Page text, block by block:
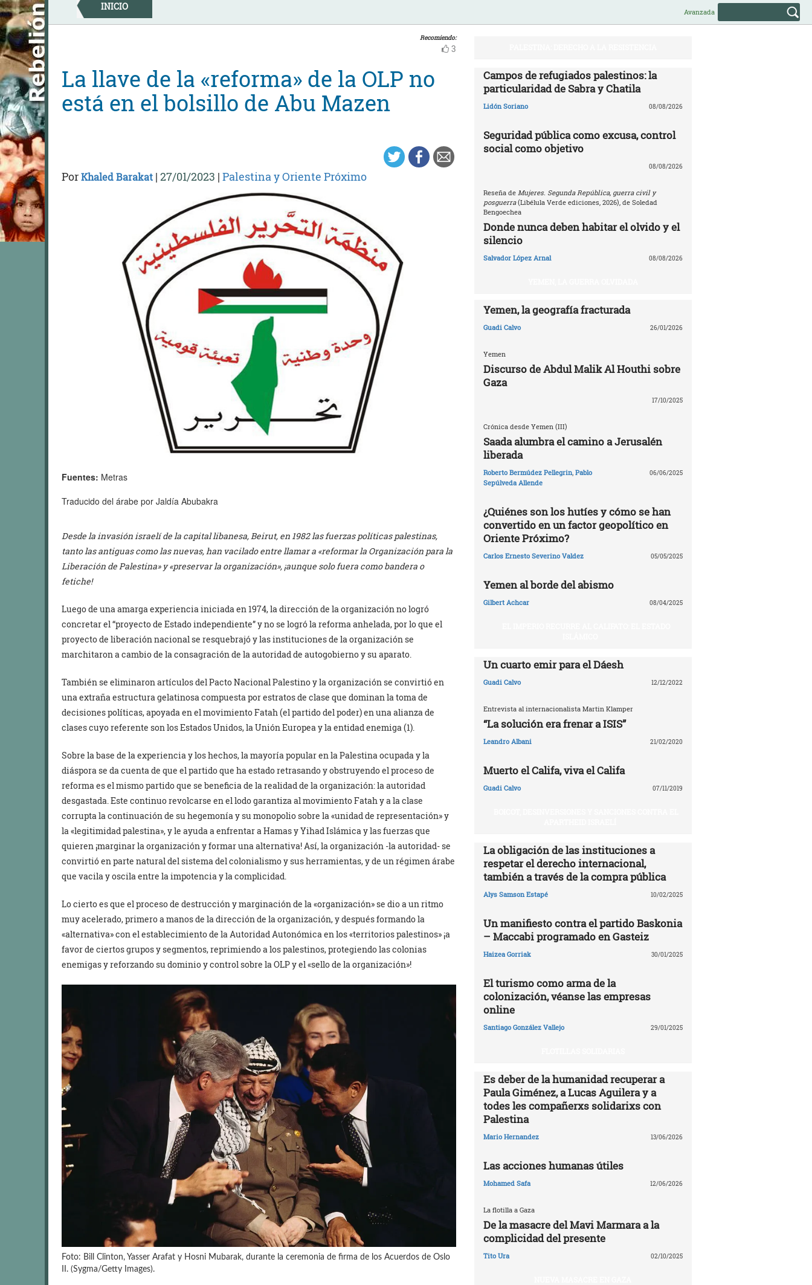
Skip
to
content
INICIO Avanzada
Recomiendo:
3
La llave de la «reforma» de la OLP no
está en el bolsillo de Abu Mazen
PorKhaled Barakat | 27/01/2023 | Palestina y Oriente Próximo
Fuentes: Metras
Traducido del árabe por Jaldía Abubakra
Desde la invasión israelí de la capital libanesa, Beirut, en 1982 las fuerzas políticas palestinas,
tanto las antiguas como las nuevas, han vacilado entre llamar a «reformar la Organización para la
Liberación de Palestina» y «preservar la organización», ¡aunque solo fuera como bandera o
fetiche!
Luego de una amarga experiencia iniciada en 1974, la dirección de la organización no logró
concretar el “proyecto de Estado independiente” y no se logró la reforma anhelada, por lo que el
proyecto de liberación nacional se resquebrajó y las instituciones de la organización se
marchitaron a cambio de la consagración de la autoridad de autogobierno y su aparato.
También se eliminaron artículos del Pacto Nacional Palestino y la organización se convirtió en
una extraña estructura gelatinosa compuesta por estratos de clase que dominan la toma de
decisiones políticas, apoyada en el movimiento Fatah (el partido del poder) en una alianza de
clases cuyo referente son los Estados Unidos, la Unión Europea y la entidad enemiga (1).
Sobre la base de la experiencia y los hechos, la mayoría popular en la Palestina ocupada y la
diáspora se da cuenta de que el partido que ha estado retrasando y obstruyendo el proceso de
reforma es el mismo partido que se beneficia de la realidad de la organización: la autoridad
desgastada. Este continuo revolcarse en el lodo garantiza al movimiento Fatah y a la clase
corrupta la continuación de su hegemonía y su monopolio sobre la «unidad de representación» y
la «legitimidad palestina», y le ayuda a enfrentar a Hamas y Yihad Islámica y las fuerzas que
quieren ¡marginar la organización y formar una alternativa! Así, la organización -la autoridad- se
convirtió en parte natural del sistema del colonialismo y sus herramientas, y de un régimen árabe
que vacila y oscila entre la impotencia y la complicidad.
Lo cierto es que el proceso de destrucción y marginación de la «organización» se dio a un ritmo
muy acelerado, primero a manos de la dirección de la organización, y después formando la
«alternativa» con el establecimiento de la Autoridad Autonómica en los «territorios palestinos» ¡a
favor de ciertos grupos y segmentos, reprimiendo a los palestinos, protegiendo las colonias
enemigas y reforzando su dominio y control sobre la OLP y el «sello de la organización»!
Foto: Bill Clinton, Yasser Arafat y Hosni Mubarak, durante la ceremonia de firma de los Acuerdos de Oslo
II. (Sygma/Getty Images).
Campos de refugiados palestinos: la
particularidad de Sabra y Chatila
Lidón Soriano 08/08/2026
Seguridad pública como excusa, control
social como objetivo
08/08/2026
Reseña de Mujeres. Segunda República, guerra civil y
posguerra(Libélula Verde ediciones, 2026), de Soledad
Bengoechea
Donde nunca deben habitar el olvido y el
silencio
Salvador López Arnal 08/08/2026
Yemen, la geografía fracturada
Guadi Calvo 26/01/2026
Yemen
Discurso de Abdul Malik Al Houthi sobre
Gaza
17/10/2025
Crónica desde Yemen (III)
Saada alumbra el camino a Jerusalén
liberada
Roberto Bermúdez Pellegrin, Pablo
Sepúlveda Allende
06/06/2025
¿Quiénes son los hutíes y cómo se han
convertido en un factor geopolítico en
Oriente Próximo?
Carlos Ernesto Severino Valdez 05/05/2025
Yemen al borde del abismo
Gilbert Achcar 08/04/2025
Un cuarto emir para el Dáesh
Guadi Calvo 12/12/2022
Entrevista al internacionalista Martin Klamper
“La solución era frenar a ISIS”
Leandro Albani 21/02/2020
Muerto el Califa, viva el Califa
Guadi Calvo 07/11/2019
La obligación de las instituciones a
respetar el derecho internacional,
también a través de la compra pública
Alys Samson Estapé 10/02/2025
Un manifiesto contra el partido Baskonia
– Maccabi programado en Gasteiz
Haizea Gorriak 30/01/2025
El turismo como arma de la
colonización, véanse las empresas
online
Santiago González Vallejo 29/01/2025
Es deber de la humanidad recuperar a
Paula Giménez, a Lucas Aguilera y a
todes les compañerxs solidarixs con
Palestina
Mario Hernandez 13/06/2026
Las acciones humanas útiles
Mohamed Safa 12/06/2026
La flotilla a Gaza
De la masacre del Mavi Marmara a la
complicidad del presente
Tito Ura 02/10/2025